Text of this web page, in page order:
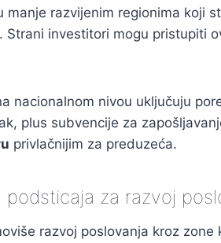
manje razvijenim regionima koji
Strani investitori mogu pristupiti
nacionalnom nivou uključuju
plus subvencije za
privlačnijim za preduzeća.
podsticaja za razvoj
razvoj poslovanja kroz